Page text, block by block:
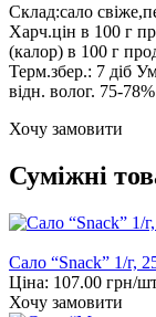
Склад:сало
Харч.цін в 100 г
(калор) в 100 г
Терм.збер.: 7 діб
відн. волог. 75-
Хочу замовити
Суміжні
Сало “Snack” 1/г,
Ціна: 107.00 грн/
Хочу замовити